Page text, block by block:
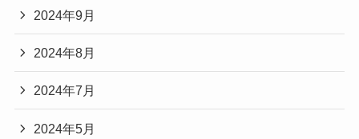
2024年9月
2024年8月
2024年7月
2024年5月